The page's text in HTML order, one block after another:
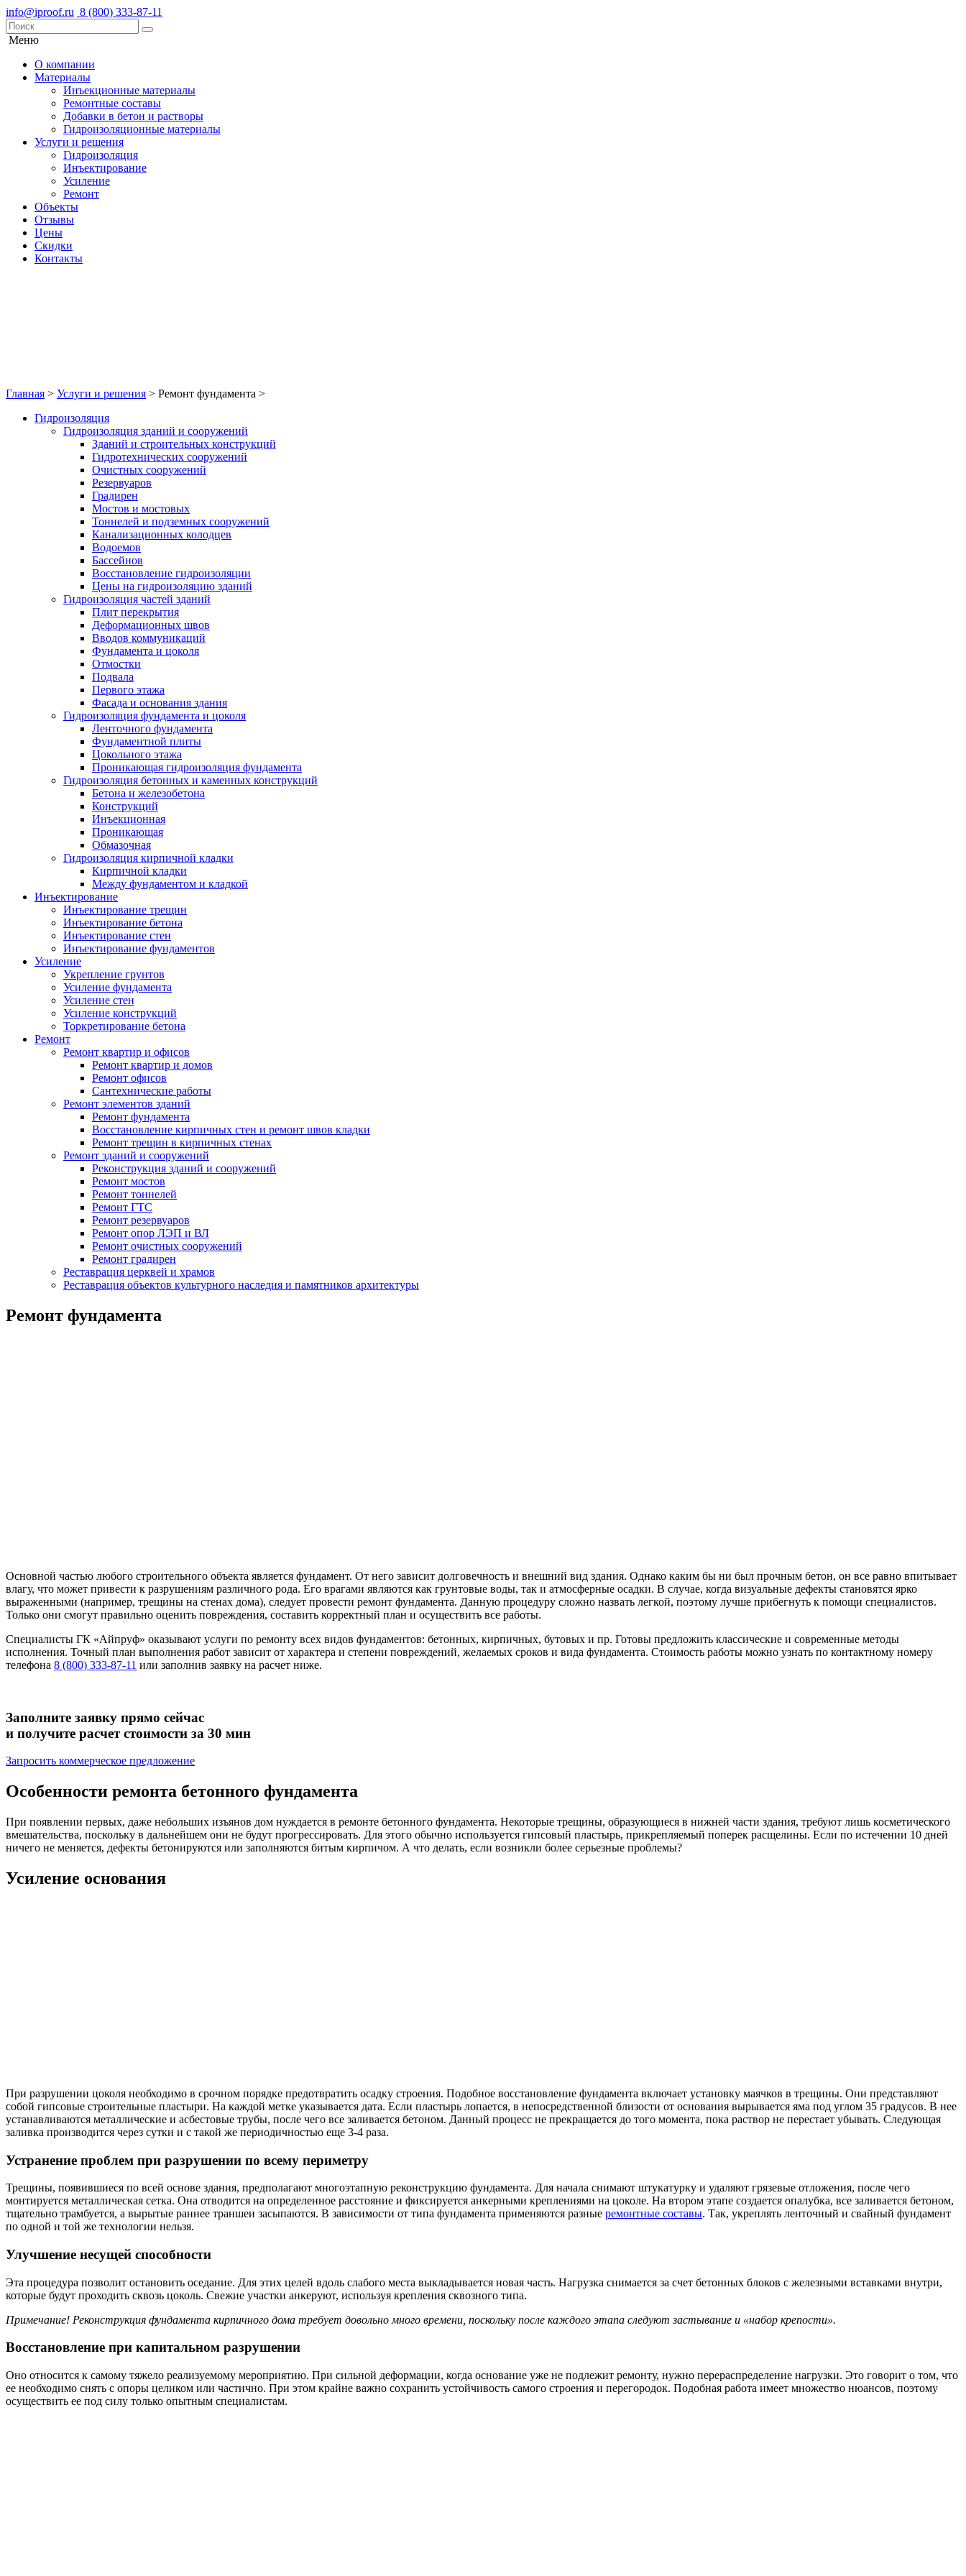
info@iproof.ru ‎8 (800) 333-87-11
Меню
О компании
Материалы
Инъекционные материалы
Ремонтные составы
Добавки в бетон и растворы
Гидроизоляционные материалы
Услуги и решения
Гидроизоляция
Инъектирование
Усиление
Ремонт
Объекты
Отзывы
Цены
Скидки
Контакты
Главная > Услуги и решения > Ремонт фундамента >
Гидроизоляция
Гидроизоляция зданий и сооружений
Зданий и строительных конструкций
Гидротехнических сооружений
Очистных сооружений
Резервуаров
Градирен
Мостов и мостовых
Тоннелей и подземных сооружений
Канализационных колодцев
Водоемов
Бассейнов
Восстановление гидроизоляции
Цены на гидроизоляцию зданий
Гидроизоляция частей зданий
Плит перекрытия
Деформационных швов
Вводов коммуникаций
Фундамента и цоколя
Отмостки
Подвала
Первого этажа
Фасада и основания здания
Гидроизоляция фундамента и цоколя
Ленточного фундамента
Фундаментной плиты
Цокольного этажа
Проникающая гидроизоляция фундамента
Гидроизоляция бетонных и каменных конструкций
Бетона и железобетона
Конструкций
Инъекционная
Проникающая
Обмазочная
Гидроизоляция кирпичной кладки
Кирпичной кладки
Между фундаментом и кладкой
Инъектирование
Инъектирование трещин
Инъектирование бетона
Инъектирование стен
Инъектирование фундаментов
Усиление
Укрепление грунтов
Усиление фундамента
Усиление стен
Усиление конструкций
Торкретирование бетона
Ремонт
Ремонт квартир и офисов
Ремонт квартир и домов
Ремонт офисов
Сантехнические работы
Ремонт элементов зданий
Ремонт фундамента
Восстановление кирпичных стен и ремонт швов кладки
Ремонт трещин в кирпичных стенах
Ремонт зданий и сооружений
Реконструкция зданий и сооружений
Ремонт мостов
Ремонт тоннелей
Ремонт ГТС
Ремонт резервуаров
Ремонт опор ЛЭП и ВЛ
Ремонт очистных сооружений
Ремонт градирен
Реставрация церквей и храмов
Реставрация объектов культурного наследия и памятников архитектуры
Ремонт фундамента
Основной частью любого строительного объекта является фундамент. От него зависит долговечность и внешний вид здания. Однако каким бы ни был прочным бетон, он все равно впитывает
влагу, что может привести к разрушениям различного рода. Его врагами являются как грунтовые воды, так и атмосферные осадки. В случае, когда визуальные дефекты становятся ярко
выраженными (например, трещины на стенах дома), следует провести ремонт фундамента. Данную процедуру сложно назвать легкой, поэтому лучше прибегнуть к помощи специалистов.
Только они смогут правильно оценить повреждения, составить корректный план и осуществить все работы.
Специалисты ГК «Айпруф» оказывают услуги по ремонту всех видов фундаментов: бетонных, кирпичных, бутовых и пр. Готовы предложить классические и современные методы
исполнения. Точный план выполнения работ зависит от характера и степени повреждений, желаемых сроков и вида фундамента. Стоимость работы можно узнать по контактному номеру
телефона 8 (800) 333-87-11 или заполнив заявку на расчет ниже.
Заполните заявку прямо сейчас
и получите расчет стоимости за 30 мин
Запросить коммерческое предложение
Особенности ремонта бетонного фундамента
При появлении первых, даже небольших изъянов дом нуждается в ремонте бетонного фундамента. Некоторые трещины, образующиеся в нижней части здания, требуют лишь косметического
вмешательства, поскольку в дальнейшем они не будут прогрессировать. Для этого обычно используется гипсовый пластырь, прикрепляемый поперек расщелины. Если по истечении 10 дней
ничего не меняется, дефекты бетонируются или заполняются битым кирпичом. А что делать, если возникли более серьезные проблемы?
Усиление основания
При разрушении цоколя необходимо в срочном порядке предотвратить осадку строения. Подобное восстановление фундамента включает установку маячков в трещины. Они представляют
собой гипсовые строительные пластыри. На каждой метке указывается дата. Если пластырь лопается, в непосредственной близости от основания вырывается яма под углом 35 градусов. В нее
устанавливаются металлические и асбестовые трубы, после чего все заливается бетоном. Данный процесс не прекращается до того момента, пока раствор не перестает убывать. Следующая
заливка производится через сутки и с такой же периодичностью еще 3-4 раза.
Устранение проблем при разрушении по всему периметру
Трещины, появившиеся по всей основе здания, предполагают многоэтапную реконструкцию фундамента. Для начала снимают штукатурку и удаляют грязевые отложения, после чего
монтируется металлическая сетка. Она отводится на определенное расстояние и фиксируется анкерными креплениями на цоколе. На втором этапе создается опалубка, все заливается бетоном,
тщательно трамбуется, а вырытые раннее траншеи засыпаются. В зависимости от типа фундамента применяются разные ремонтные составы. Так, укреплять ленточный и свайный фундамент
по одной и той же технологии нельзя.
Улучшение несущей способности
Эта процедура позволит остановить оседание. Для этих целей вдоль слабого места выкладывается новая часть. Нагрузка снимается за счет бетонных блоков с железными вставками внутри,
которые будут проходить сквозь цоколь. Свежие участки анкеруют, используя крепления сквозного типа.
Примечание! Реконструкция фундамента кирпичного дома требует довольно много времени, поскольку после каждого этапа следуют застывание и «набор крепости».
Восстановление при капитальном разрушении
Оно относится к самому тяжело реализуемому мероприятию. При сильной деформации, когда основание уже не подлежит ремонту, нужно перераспределение нагрузки. Это говорит о том, что
ее необходимо снять с опоры целиком или частично. При этом крайне важно сохранить устойчивость самого строения и перегородок. Подобная работа имеет множество нюансов, поэтому
осуществить ее под силу только опытным специалистам.